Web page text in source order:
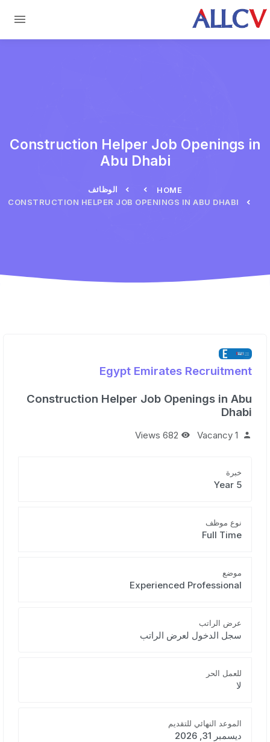
Skip to main content
Construction Helper Job Openings in
Abu Dhabi
HOME
الوظائف
CONSTRUCTION HELPER JOB OPENINGS IN ABU DHABI
Egypt Emirates Recruitment
Construction Helper Job Openings in Abu
Dhabi
1 Vacancy
682 Views
خبرة
5 Year
نوع موظف
Full Time
موضع
Experienced Professional
عرض الراتب
سجل الدخول لعرض الراتب
للعمل الحر
لا
الموعد النهائي للتقديم
ديسمبر 31, 2026